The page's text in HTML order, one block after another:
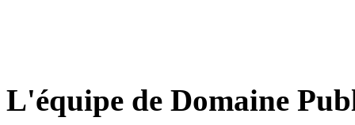
L'équipe de Domaine